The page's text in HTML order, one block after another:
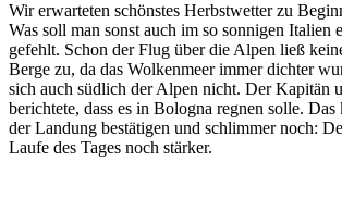
Wir erwarteten schönstes Herbstwetter zu
Was soll man sonst auch im so sonnigen Italien
gefehlt. Schon der Flug über die Alpen ließ
Berge zu, da das Wolkenmeer immer dichter
sich auch südlich der Alpen nicht. Der Kapitän
berichtete, dass es in Bologna regnen solle.
der Landung bestätigen und schlimmer noch:
Laufe des Tages noch stärker.